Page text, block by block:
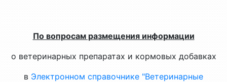
По вопросам размещения информации
о ветеринарных препаратах и кормовых добавках
в Электронном справочнике "Ветеринарные